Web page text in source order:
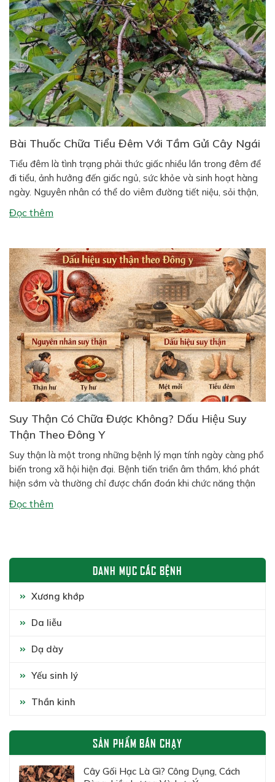
Bài Thuốc Chữa Tiểu Đêm Với Tầm Gửi Cây Ngái
Tiểu đêm là tình trạng phải thức giấc nhiều lần trong đêm để
đi tiểu, ảnh hưởng đến giấc ngủ, sức khỏe và sinh hoạt hàng
ngày. Nguyên nhân có thể do viêm đường tiết niệu, sỏi thận,
sinh hoạt như uống […]
Đọc thêm
Suy Thận Có Chữa Được Không? Dấu Hiệu Suy
Thận Theo Đông Y
Suy thận là một trong những bệnh lý mạn tính ngày càng phổ
biến trong xã hội hiện đại. Bệnh tiến triển âm thầm, khó phát
hiện sớm và thường chỉ được chẩn đoán khi chức năng thận
chữa được không? và theo […]
Đọc thêm
DANH MỤC CÁC BỆNH
Xương khớp
Da liễu
Dạ dày
Yếu sinh lý
Thần kinh
SẢN PHẨM BÁN CHẠY
Cây Gối Hạc Là Gì? Công Dụng, Cách